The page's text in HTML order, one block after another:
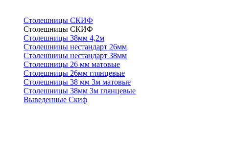
Столешницы СКИФ
Столешницы СКИФ
Столешницы 38мм 4,2м
Столешницы нестандарт 26мм
Столешницы нестандарт 38мм
Столешницы 26 мм матовые
Столешницы 26мм глянцевые
Столешницы 38 мм 3м матовые
Столешницы 38мм 3м глянцевые
Выведенные Скиф